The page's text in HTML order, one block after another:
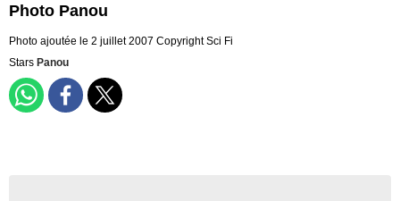
Photo Panou
Photo ajoutée le 2 juillet 2007 Copyright Sci Fi
Stars Panou